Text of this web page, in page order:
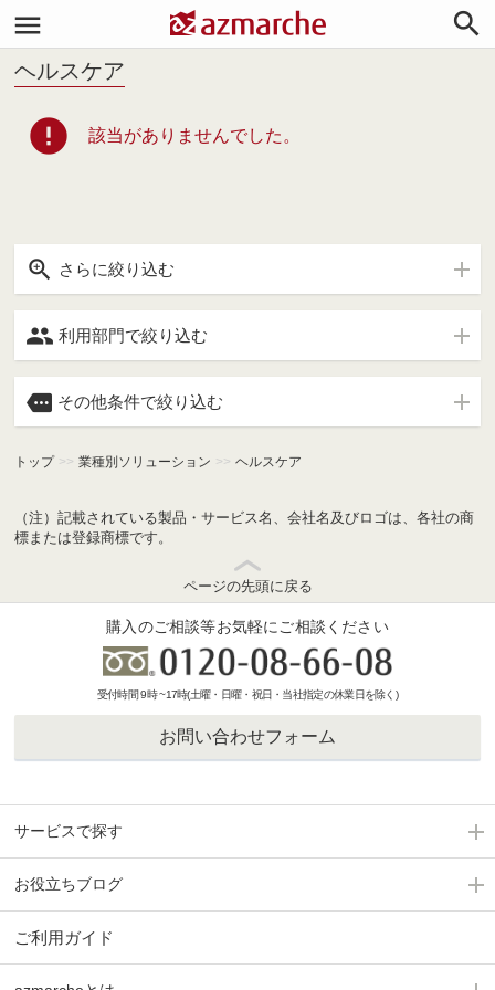


ヘルスケア
error 該当がありませんでした。
 さらに絞り込む
 利用部門で絞り込む
 その他条件で絞り込む
トップ >> 業種別ソリューション >> ヘルスケア
（注）記載されている製品・サービス名、会社名及びロゴは、各社の商
標または登録商標です。
ページの先頭に戻る
購入のご相談等お気軽にご相談ください
受付時間 9時 ~17時(土曜・日曜・祝日・当社指定の休業日を除く)
お問い合わせフォーム
サービスで探す
お役立ちブログ
ご利用ガイド